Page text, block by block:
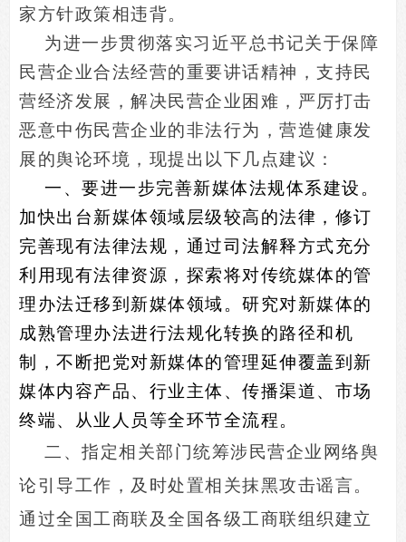
家方针政策相违背。
为进一步贯彻落实习近平总书记关于保障
民营企业合法经营的重要讲话精神，支持民
营经济发展，解决民营企业困难，严厉打击
恶意中伤民营企业的非法行为，营造健康发
展的舆论环境，现提出以下几点建议：
一、要进一步完善新媒体法规体系建设。
加快出台新媒体领域层级较高的法律，修订
完善现有法律法规，通过司法解释方式充分
利用现有法律资源，探索将对传统媒体的管
理办法迁移到新媒体领域。研究对新媒体的
成熟管理办法进行法规化转换的路径和机
制，不断把党对新媒体的管理延伸覆盖到新
媒体内容产品、行业主体、传播渠道、市场
终端、从业人员等全环节全流程。
二、指定相关部门统筹涉民营企业网络舆
论引导工作，及时处置相关抹黑攻击谣言。
通过全国工商联及全国各级工商联组织建立